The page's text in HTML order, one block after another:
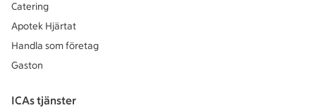
Catering
Apotek Hjärtat
Handla som företag
Gaston
ICAs tjänster